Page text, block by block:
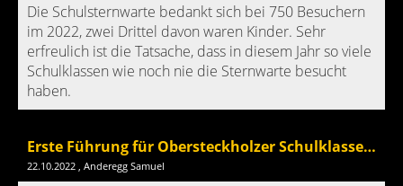
Die Schulsternwarte bedankt sich bei 750 Besuchern
im 2022, zwei Drittel davon waren Kinder. Sehr
erfreulich ist die Tatsache, dass in diesem Jahr so viele
Schulklassen wie noch nie die Sternwarte besucht
haben.
Erste Führung für Obersteckholzer Schulklasse im Winter 22/23
22.10.2022 , Anderegg Samuel